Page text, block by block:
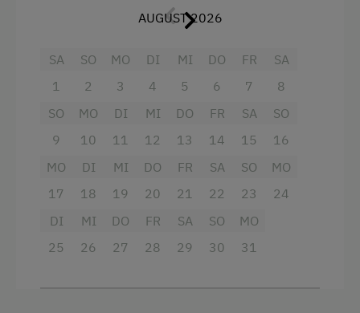
Dusche
Handtücher
Reinigungsausstattung in der Wohnung
Toaster
AUGUST 2026
SA
1
SO
2
MO
3
DI
4
MI
5
DO
6
FR
7
SA
8
SO
9
MO
10
DI
11
MI
12
DO
13
FR
14
SA
15
SO
16
MO
17
DI
18
MI
19
DO
20
FR
21
SA
22
SO
23
MO
24
DI
25
MI
26
DO
27
FR
28
SA
29
SO
30
MO
31